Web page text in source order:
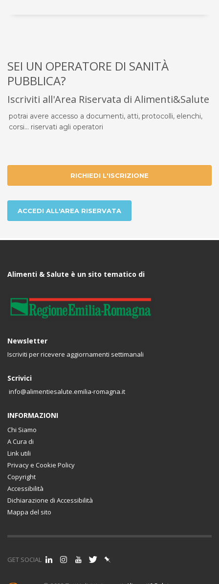
SEI UN OPERATORE DI SANITÀ
PUBBLICA?
Iscriviti all'Area Riservata di Alimenti&Salute
potrai avere accesso a documenti, atti, protocolli, elenchi,
corsi... riservati agli operatori
RICHIEDI L'ISCRIZIONE
ACCEDI ALL'AREA RISERVATA
Alimenti & Salute è un sito tematico di
Newsletter
Iscriviti per ricevere aggiornamenti settimanali
Scrivici
info@alimentiesalute.emilia-romagna.it
INFORMAZIONI
Chi Siamo
A Cura di
Link utili
Privacy e Cookie Policy
Copyright
Accessibilità
Dichiarazione di Accessibilità
Mappa del sito
GET SOCIAL